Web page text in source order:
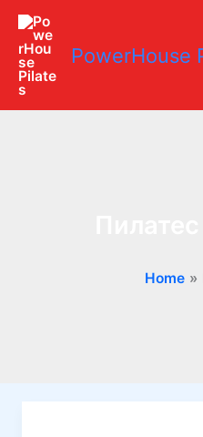
Skip
content
PowerHouse
Home